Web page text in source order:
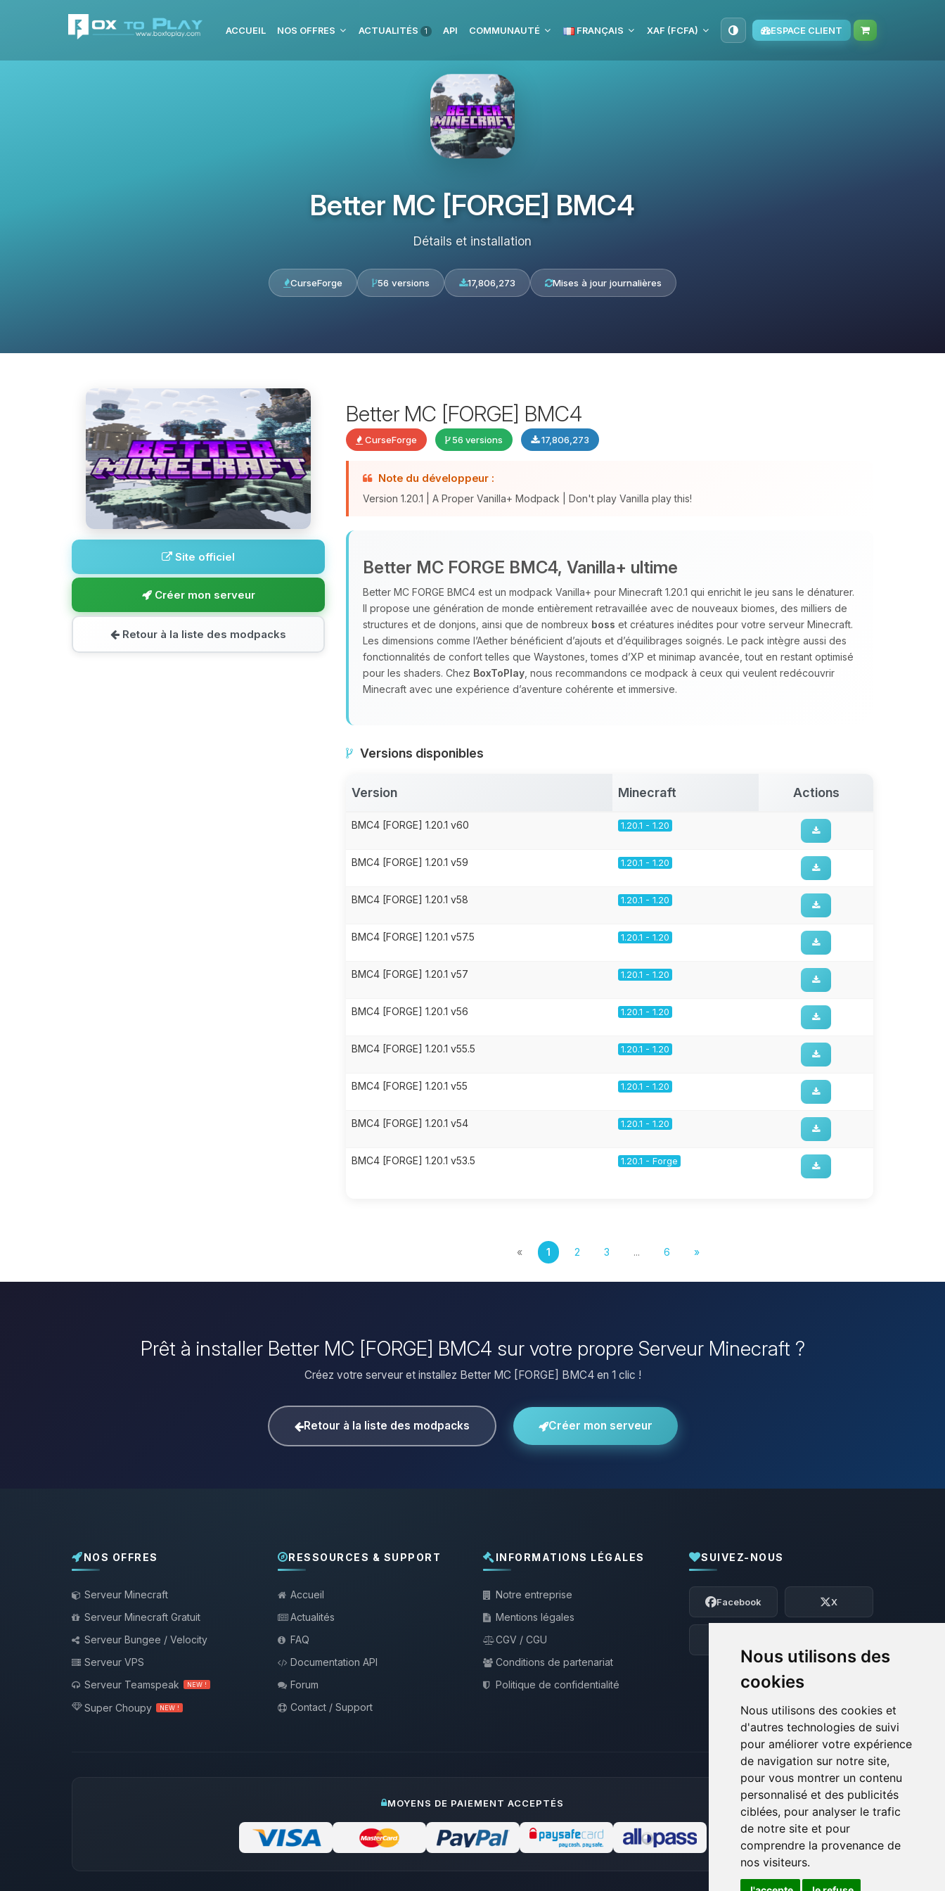
Nous utilisons des
cookies
Nous utilisons des cookies et
d'autres technologies de suivi
pour améliorer votre expérience
de navigation sur notre site,
pour vous montrer un contenu
personnalisé et des publicités
ciblées, pour analyser le trafic
de notre site et pour
comprendre la provenance de
nos visiteurs.
ACCUEIL NOS OFFRES ACTUALITÉS 1 API COMMUNAUTÉ FRANÇAIS XAF (FCFA) ESPACE CLIENT
Better MC [FORGE] BMC4
Détails et installation
CurseForge 56 versions 17,806,273 Mises à jour journalières
Site officiel
Créer mon serveur
Retour à la liste des modpacks
Better MC [FORGE] BMC4
CurseForge 56 versions 17,806,273
Note du développeur :
Version 1.20.1 | A Proper Vanilla+ Modpack | Don't play Vanilla play this!
Better MC FORGE BMC4, Vanilla+ ultime
Better MC FORGE BMC4 est un modpack Vanilla+ pour Minecraft 1.20.1 qui enrichit le jeu sans le dénaturer.
Il propose une génération de monde entièrement retravaillée avec de nouveaux biomes, des milliers de
structures et de donjons, ainsi que de nombreux boss et créatures inédites pour votre serveur Minecraft.
Les dimensions comme l’Aether bénéficient d’ajouts et d’équilibrages soignés. Le pack intègre aussi des
fonctionnalités de confort telles que Waystones, tomes d’XP et minimap avancée, tout en restant optimisé
pour les shaders. Chez BoxToPlay , nous recommandons ce modpack à ceux qui veulent redécouvrir
Minecraft avec une expérience d’aventure cohérente et immersive.
Versions disponibles
Version Minecraft Actions
BMC4 [FORGE] 1.20.1 v60 1.20.1 - 1.20
BMC4 [FORGE] 1.20.1 v59 1.20.1 - 1.20
BMC4 [FORGE] 1.20.1 v58 1.20.1 - 1.20
BMC4 [FORGE] 1.20.1 v57.5 1.20.1 - 1.20
BMC4 [FORGE] 1.20.1 v57 1.20.1 - 1.20
BMC4 [FORGE] 1.20.1 v56 1.20.1 - 1.20
BMC4 [FORGE] 1.20.1 v55.5 1.20.1 - 1.20
BMC4 [FORGE] 1.20.1 v55 1.20.1 - 1.20
BMC4 [FORGE] 1.20.1 v54 1.20.1 - 1.20
BMC4 [FORGE] 1.20.1 v53.5 1.20.1 - Forge
« 1 2 3 ... 6 »
Prêt à installer Better MC [FORGE] BMC4 sur votre propre Serveur Minecraft ?
Créez votre serveur et installez Better MC [FORGE] BMC4 en 1 clic !
Retour à la liste des modpacks Créer mon serveur
NOS OFFRES
Serveur Minecraft
Serveur Minecraft Gratuit
Serveur Bungee / Velocity
Serveur VPS
Serveur Teamspeak
NEW !
Super Choupy NEW !
RESSOURCES & SUPPORT
Accueil
Actualités
FAQ
Documentation API
Forum
Contact / Support
INFORMATIONS LÉGALES
Notre entreprise
Mentions légales
CGV / CGU
Conditions de partenariat
Politique de confidentialité
SUIVEZ-NOUS
Facebook X
MOYENS DE PAIEMENT ACCEPTÉS
Youpi, enfin quelqu’un pour me parler !
Moi c’est Choupy, ton petit assistant
BoxToPlay. Dis-moi ce dont tu as besoin
et je vais remuer mes petits circuits
07/08/2026 à 08:11